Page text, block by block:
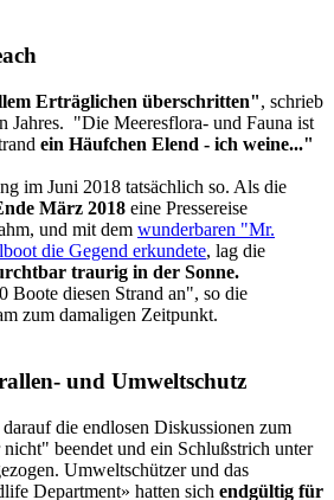
Erträglichen überschritten", schrieb
Jahres. "Die Meeresflora- und Fauna ist
ein Häufchen Elend - ich weine..."
im Juni 2018 tatsächlich so. Als die
März 2018 eine Pressereise
und mit dem wunderbaren "Mr.
die Gegend erkundete, lag die
traurig in der Sonne.
Boote diesen Strand an", so die
zum damaligen Zeitpunkt.
und Umweltschutz
die endlosen Diskussionen zum
beendet und ein Schlußstrich unter
Umweltschützer und das
Department» hatten sich endgültig für